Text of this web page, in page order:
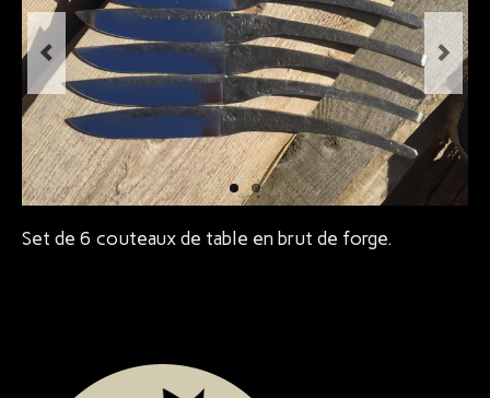
Bijoux
Set de 6 couteaux de table en brut de forge.